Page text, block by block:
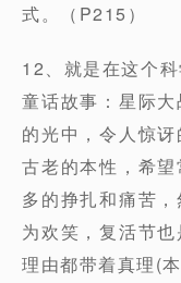
式。（P215）
12、就是在这个
童话故事：星际
的光中，令人惊讶
古老的本性，希
多的挣扎和痛苦
为欢笑，复活节
理由都带着真理(